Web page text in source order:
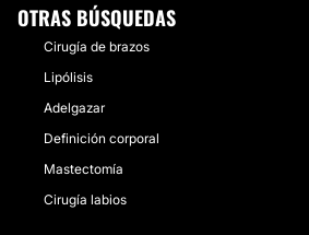
OTRAS BÚSQUEDAS
Cirugía de brazos
Lipólisis
Adelgazar
Definición corporal
Mastectomía
Cirugía labios